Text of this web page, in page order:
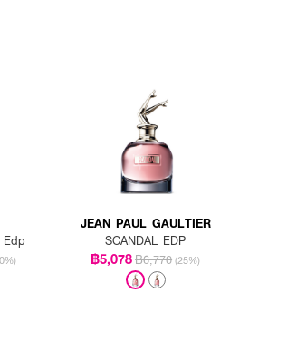
JEAN PAUL GAULTIER
SCANDAL EDP
฿5,078฿6,770 (25%)